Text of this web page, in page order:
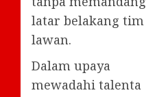
latar belakang tim
lawan.
Dalam upaya
mewadahi talenta